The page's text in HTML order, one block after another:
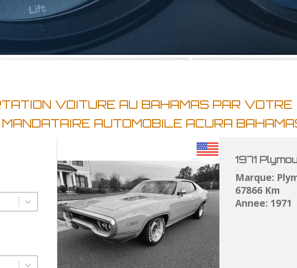
VOITURE AU BAHAMAS PAR VOTRE
AUTOMOBILE ACURA
1971
Marque:
67866 Km
Annee: 1971